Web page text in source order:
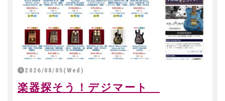
2026/08/05(Wed)
楽器探そう！デジマート